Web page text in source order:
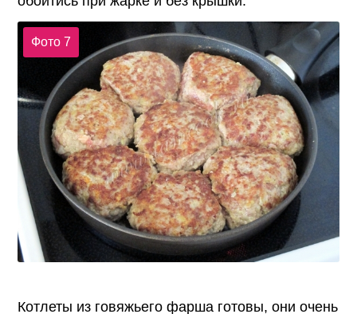
Фото 7
Котлеты из говяжьего фарша готовы, они очень